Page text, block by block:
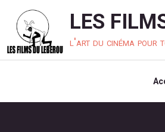
LES
l'art du cinéma pour